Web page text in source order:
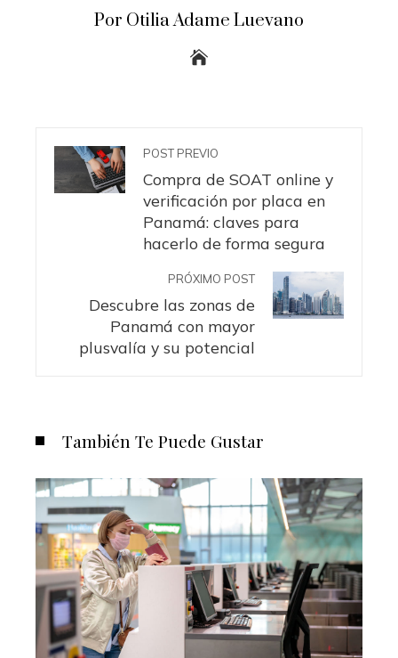
Por Otilia Adame Luevano
POST PREVIO
Compra de SOAT online y
verificación por placa en
Panamá: claves para
hacerlo de forma segura
PRÓXIMO POST
Descubre las zonas de
Panamá con mayor
plusvalía y su potencial
También Te Puede Gustar